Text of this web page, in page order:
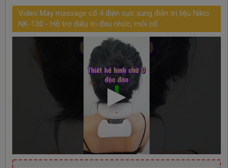
Video Máy massage cổ 4 điện cực xung điện trị liệu Nikio
NK-130 - Hỗ trợ điều trị đau nhức, mỏi cổ